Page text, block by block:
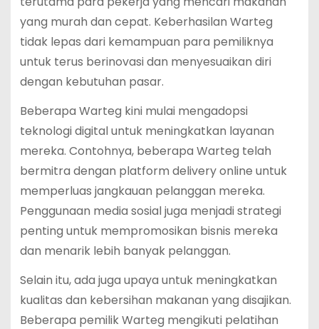
yang murah dan cepat. Keberhasilan Warteg
tidak lepas dari kemampuan para pemiliknya
untuk terus berinovasi dan menyesuaikan diri
dengan kebutuhan pasar.
Beberapa Warteg kini mulai mengadopsi
teknologi digital untuk meningkatkan layanan
mereka. Contohnya, beberapa Warteg telah
bermitra dengan platform delivery online untuk
memperluas jangkauan pelanggan mereka.
Penggunaan media sosial juga menjadi strategi
penting untuk mempromosikan bisnis mereka
dan menarik lebih banyak pelanggan.
Selain itu, ada juga upaya untuk meningkatkan
kualitas dan kebersihan makanan yang disajikan.
Beberapa pemilik Warteg mengikuti pelatihan